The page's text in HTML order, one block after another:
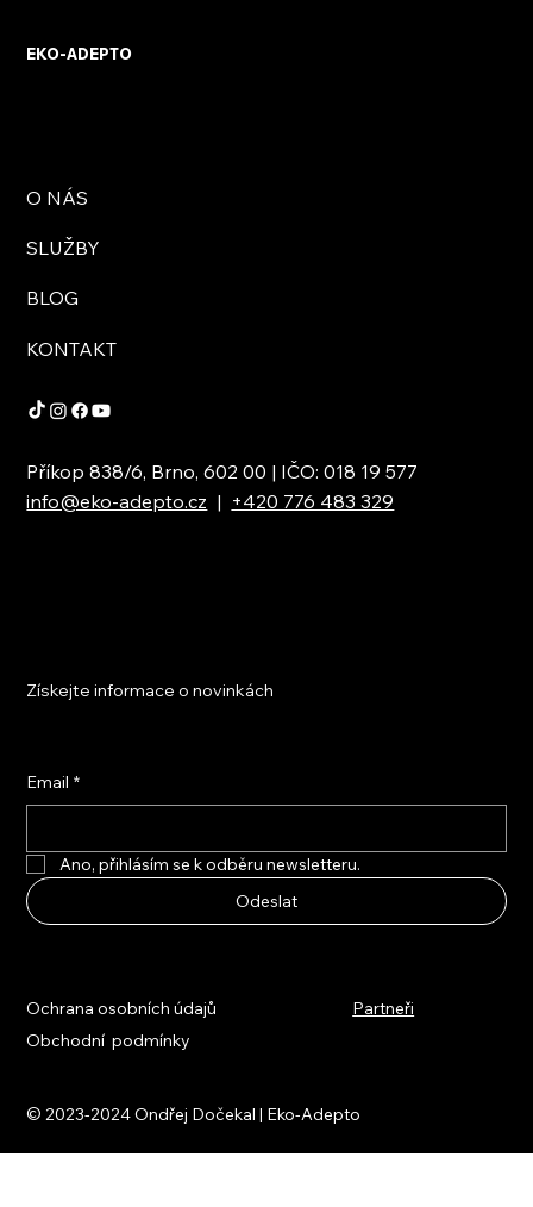
EKO-ADEPTO
O NÁS
SLUŽBY
BLOG
KONTAKT
Příkop 838/6, Brno, 602 00 | IČO: 018 19 577
info@eko-adepto.cz | +420 776 483 329
Získejte informace o novinkách
Email *
Ano, přihlásím se k odběru newsletteru.
Odeslat
© 2023-2024 Ondřej Dočekal | Eko-Adepto
Ochrana osobních údajů
Obchodní podmínky
Partneři